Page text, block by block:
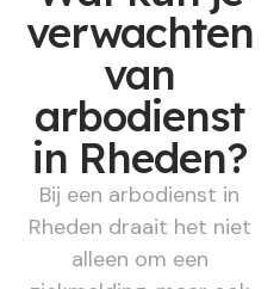
verwachten
van
arbodienst
in Rheden?
Bij een arbodienst in
Rheden draait het niet
alleen om een